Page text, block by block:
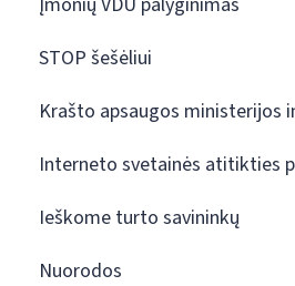
STOP šešėliui
Krašto apsaugos ministerijos
Interneto svetainės atitikties
Ieškome turto savininkų
Nuorodos